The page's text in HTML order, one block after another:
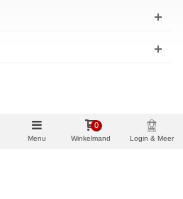
Menu Winkelmand
0
Login & Meer